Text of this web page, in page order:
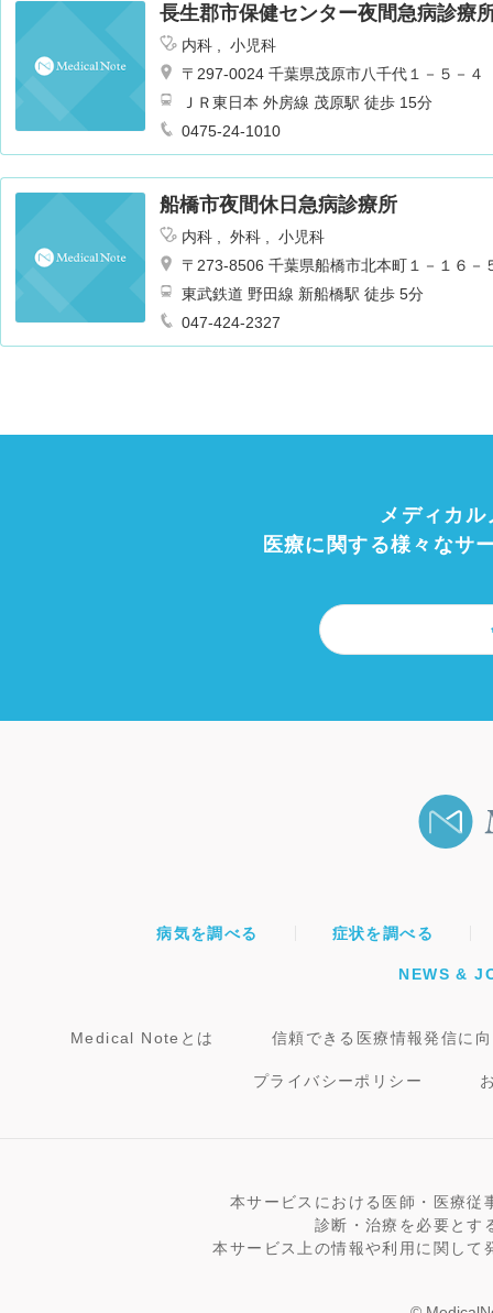
長生郡市保健センター夜間急病診療
内科
小児科
〒297-0024 千葉県茂原市八千代１－５－４
ＪＲ東日本 外房線 茂原駅 徒歩 15分
0475-24-1010
船橋市夜間休日急病診療所
内科 外科
小児科
〒273-8506 千葉県船橋市北本町１－１６－
東武鉄道 野田線 新船橋駅 徒歩 5分
047-424-2327
メディカ
医療に関する様々なサ
病気を調べる 症状を調べる
NEWS &
Medical Noteとは 信頼できる医療情報発信に
プライバシーポリシー
本サービスにおける医師・医療従
診断・治療を必要とす
本サービス上の情報や利用に関し